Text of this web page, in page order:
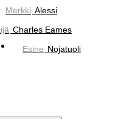
Merkki Alessi
Charles Eames
Esine Nojatuoli